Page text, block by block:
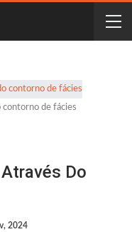
contorno de fácies
Do
2024